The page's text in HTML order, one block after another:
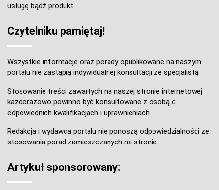
usługę bądź produkt
Czytelniku pamiętaj!
Wszystkie informacje oraz porady opublikowane na naszym
portalu nie zastąpią indywidualnej konsultacji ze specjalistą.
Stosowanie treści zawartych na naszej stronie internetowej
każdorazowo powinno być konsultowane z osobą o
odpowiednich kwalifikacjach i uprawnieniach.
Redakcja i wydawca portalu nie ponoszą odpowiedzialności ze
stosowania porad zamieszczanych na stronie.
Artykuł sponsorowany: